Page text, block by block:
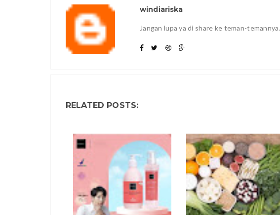
windiariska
Jangan lupa ya di share ke teman-temannya.
RELATED POSTS: